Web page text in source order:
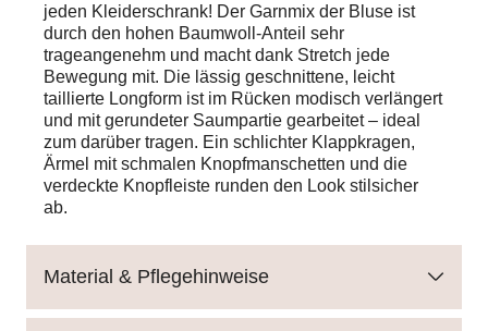
jeden Kleiderschrank! Der Garnmix der Bluse ist
durch den hohen Baumwoll-Anteil sehr
trageangenehm und macht dank Stretch jede
Bewegung mit. Die lässig geschnittene, leicht
taillierte Longform ist im Rücken modisch verlängert
und mit gerundeter Saumpartie gearbeitet – ideal
zum darüber tragen. Ein schlichter Klappkragen,
Ärmel mit schmalen Knopfmanschetten und die
verdeckte Knopfleiste runden den Look stilsicher
ab.
Material & Pflegehinweise